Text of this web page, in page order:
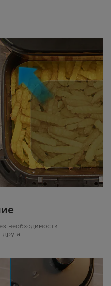
необходимости